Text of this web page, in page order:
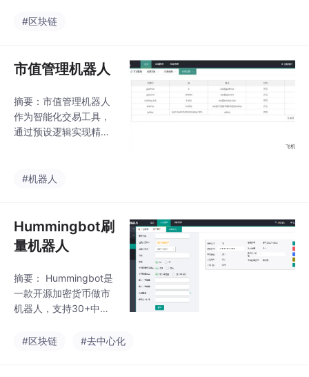
动化交易策略。
益。其核心功能包括价
块，通过连接交易所API
实现高频交易。常见策
略有被动做市、统计套
利和跨所套利等，但面
临市场波动、无常损失
和合规性等风险。这类
市场中谨慎运作。
#区块链
市值管理机器人
摘要：市值管理机器人
作为智能化交易工具，
通过预设逻辑实现精准
确保价格中性。关键参
盘口价差。补单管理需
平衡流动性与风险，通
过阈值控制安全边界。
工具，无自主决策能
力，运行效果取决于用
户预设策略的合理性。
谨规则才能发挥最佳效
#机器人
Hummingbot刷
量机器人
摘要： Hummingbot是
一款开源加密货币做市
机器人，支持30+中心
中心化交易所（如Unis
#区块链 #去中心化